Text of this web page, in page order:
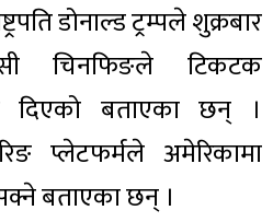
डोनाल्ड ट्रम्पले शुक्रबार
सी चिनफिङले टिकटक
दिएको बताएका छन् ।
प्लेटफर्मले अमेरिकामा
बताएका छन् ।